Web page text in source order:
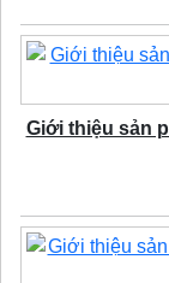
Giới thiệu sản